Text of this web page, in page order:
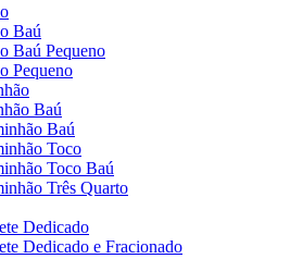
Baú
Baú Pequeno
Pequeno
Baú
Baú
Toco
Toco Baú
Três Quarto
Dedicado
Dedicado e Fracionado